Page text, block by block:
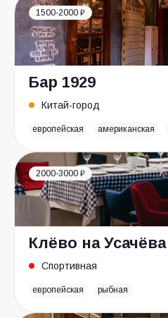
1500-2000 ₽
Бар 1929
Китай-город
европейская американская
2000-3000 ₽
Клёво на Усачёва
Спортивная
европейская рыбная